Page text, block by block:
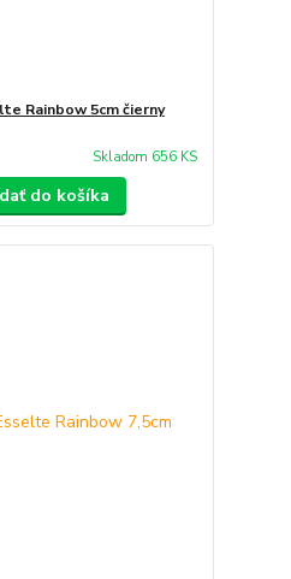
Rainbow 5cm čierny
Skladom 656 KS
do košíka